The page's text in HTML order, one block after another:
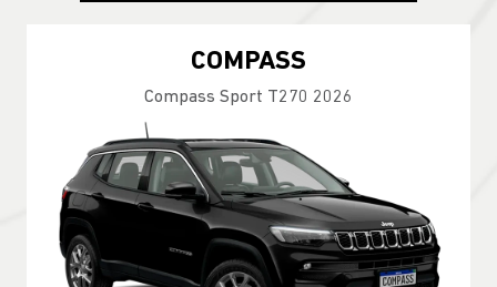
COMPASS
Compass Sport T270 2026